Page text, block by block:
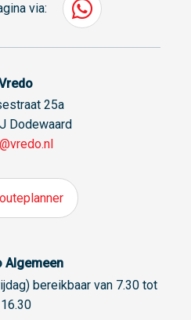
via:
25a
Dodewaard
Algemeen
bereikbaar van 7.30 tot
16.30